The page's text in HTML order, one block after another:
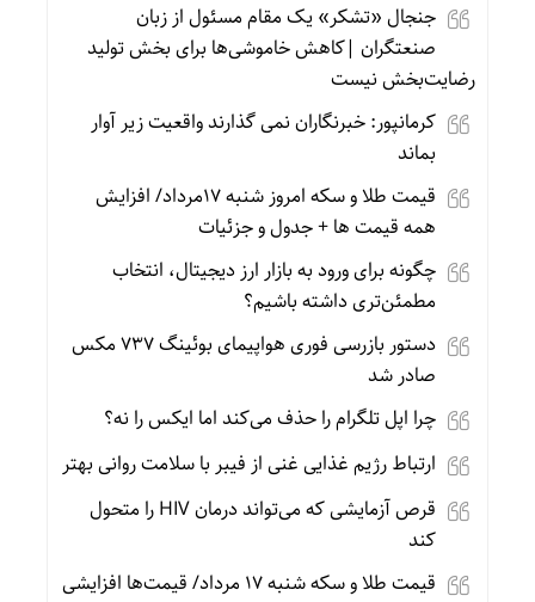
جنجال «تشکر» یک مقام مسئول از زبان
صنعتگران |کاهش خاموشی‌ها برای بخش تولید
رضایت‌بخش نیست
کرمانپور: خبرنگاران نمی گذارند واقعیت زیر آوار
بماند
قیمت طلا و سکه امروز شنبه 17مرداد/ افزایش
همه قیمت ها + جدول و جزئیات
چگونه برای ورود به بازار ارز دیجیتال، انتخاب
مطمئن‌تری داشته باشیم؟
دستور بازرسی فوری هواپیمای بوئینگ ۷۳۷ مکس
صادر شد
چرا اپل تلگرام را حذف می‌کند اما ایکس را نه؟
ارتباط رژیم غذایی غنی از فیبر با سلامت روانی بهتر
قرص آزمایشی که می‌تواند درمان HIV را متحول
کند
قیمت طلا و سکه شنبه 17 مرداد/ قیمت‌ها افزایشی